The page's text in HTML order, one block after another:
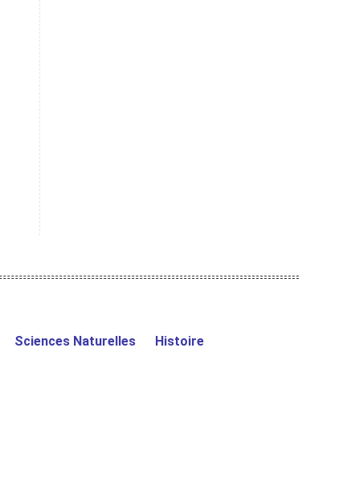
Sciences Naturelles
Histoire